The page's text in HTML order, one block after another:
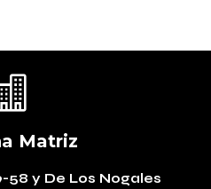
Matriz
58 y De Los Nogales